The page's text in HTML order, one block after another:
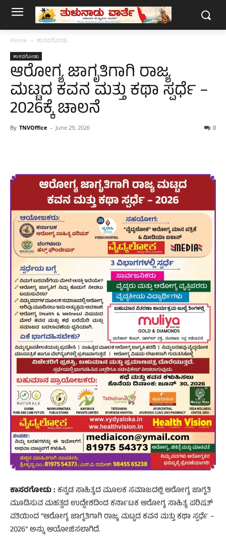
Home ಕಾಸರಗೋಡು
ಕಾಸರಗೋಡು
ಆರೋಗ್ಯ ಜಾಗೃತಿಗಾಗಿ ರಾಜ್ಯ
ಮಟ್ಟದ ಕವನ ಮತ್ತು ಕಥಾ ಸ್ಪರ್ಧೆ –
2026ಕ್ಕೆ ಚಾಲನೆ
By TNVOffice - June 29, 2026 0
ಕಾಸರಗೋಡು : ಕನ್ನಡ ಸಾಹಿತ್ಯದ ಮೂಲಕ ಸಮಾಜದಲ್ಲಿ ಆರೋಗ್ಯ ಜಾಗೃತಿ
ಮೂಡಿಸುವ ಮಹತ್ವದ ಉದ್ದೇಶದಿಂದ ಕರ್ನಾಟಕ ಆರೋಗ್ಯ ಸಾಹಿತ್ಯ ಪರಿಷತ್
ವತಿಯಿಂದ “ಆರೋಗ್ಯ ಜಾಗೃತಿಗಾಗಿ ರಾಜ್ಯ ಮಟ್ಟದ ಕವನ ಮತ್ತು ಕಥಾ ಸ್ಪರ್ಧೆ –
2026” ಅನ್ನು ಆಯೋಜಿಸಲಾಗಿದೆ.